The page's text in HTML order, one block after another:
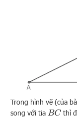
Trong hình vẽ (của
song với tia BC
thì